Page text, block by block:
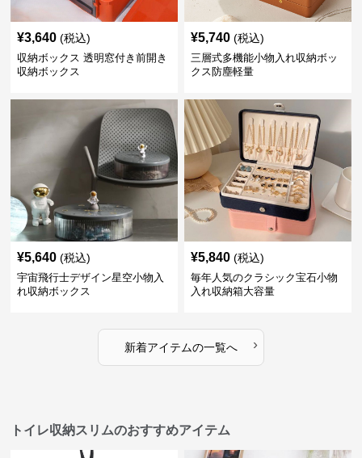
¥3,640 (税込)
収納ボックス 透明窓付き前開き
収納ボックス
¥5,740 (税込)
三層式多機能小物入れ収納ボッ
クス防塵軽量
¥5,640 (税込)
宇宙飛行士デザイン星空小物入
れ収納ボックス
¥5,840 (税込)
毎年人気のクラシック宝石小物
入れ収納箱大容量
新着アイテムの一覧へ ›
トイレ収納スリムのおすすめアイテム